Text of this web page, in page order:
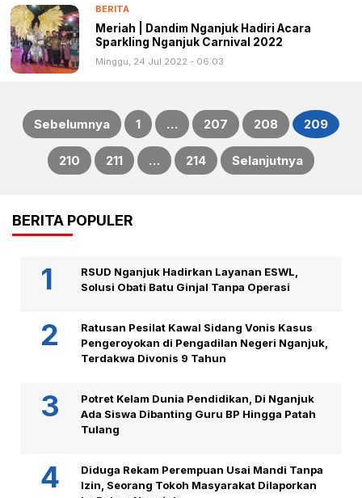
BERITA
Meriah | Dandim Nganjuk Hadiri Acara
Sparkling Nganjuk Carnival 2022
Minggu, 24 Jul 2022 - 06:03
Paginasi
Sebelumnya 1 … 207 208 209
210 211 … 214 Selanjutnya
BERITA POPULER
RSUD Nganjuk Hadirkan Layanan ESWL,
Solusi Obati Batu Ginjal Tanpa Operasi
Ratusan Pesilat Kawal Sidang Vonis Kasus
Pengeroyokan di Pengadilan Negeri Nganjuk,
Terdakwa Divonis 9 Tahun
Potret Kelam Dunia Pendidikan, Di Nganjuk
Ada Siswa Dibanting Guru BP Hingga Patah
Tulang
Diduga Rekam Perempuan Usai Mandi Tanpa
Izin, Seorang Tokoh Masyarakat Dilaporkan